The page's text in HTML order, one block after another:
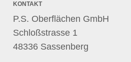
KONTAKT
P.S. Oberflächen GmbH
Schloßstrasse 1
48336 Sassenberg